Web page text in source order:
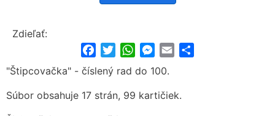
Zdieľať:
FacebookTwitterWhatsApp
Messenger
Email
"Štipcovačka" - číslený rad do 100.
Súbor obsahuje 17 strán, 99 kartičiek.